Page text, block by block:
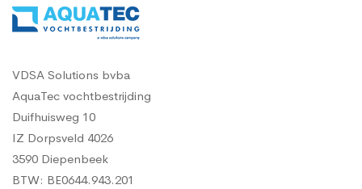
VDSA Solutions bvba
AquaTec vochtbestrijding
Duifhuisweg 10
IZ Dorpsveld 4026
3590 Diepenbeek
BTW: BE0644.943.201